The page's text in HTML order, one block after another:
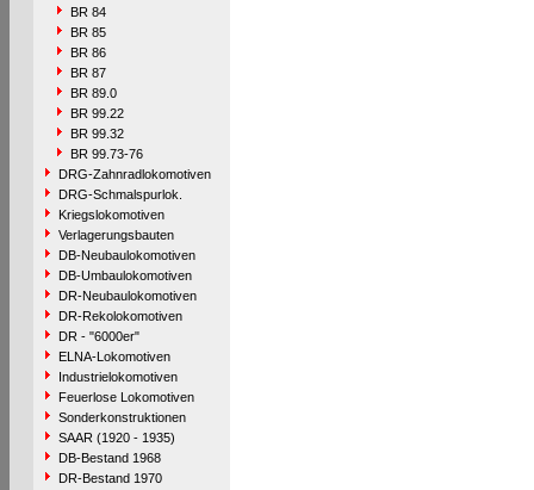
BR 84
BR 85
BR 86
BR 87
BR 89.0
BR 99.22
BR 99.32
BR 99.73-76
DRG-Zahnradlokomotiven
DRG-Schmalspurlok.
Kriegslokomotiven
Verlagerungsbauten
DB-Neubaulokomotiven
DB-Umbaulokomotiven
DR-Neubaulokomotiven
DR-Rekolokomotiven
DR - "6000er"
ELNA-Lokomotiven
Industrielokomotiven
Feuerlose Lokomotiven
Sonderkonstruktionen
SAAR (1920 - 1935)
DB-Bestand 1968
DR-Bestand 1970